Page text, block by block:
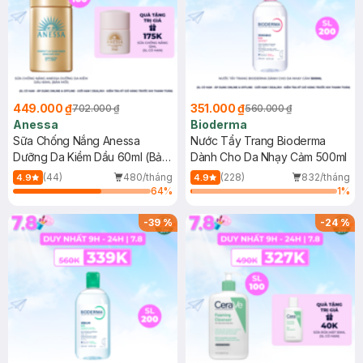
449.000 ₫702.000 ₫
Anessa
Sữa Chống Nắng Anessa
Dưỡng Da Kiềm Dầu 60ml (Bản
Mới)
4.9 (44)
480/tháng
64%
351.000 ₫560.000 ₫
Bioderma
Nước Tẩy Trang Bioderma
Dành Cho Da Nhạy Cảm 500ml
4.9 (228)
832/tháng
1%
-39% -24%